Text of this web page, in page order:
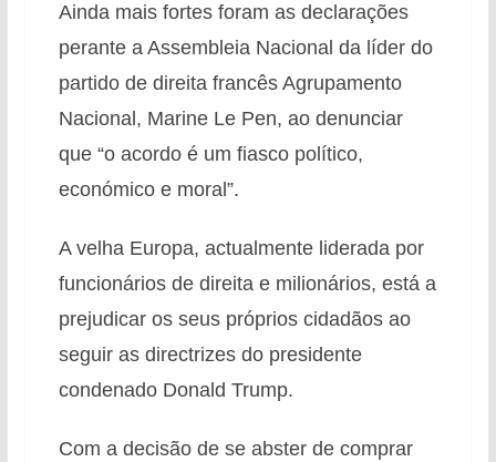
Ainda mais fortes foram as declarações
perante a Assembleia Nacional da líder do
partido de direita francês Agrupamento
Nacional, Marine Le Pen, ao denunciar
que “o acordo é um fiasco político,
económico e moral”.
A velha Europa, actualmente liderada por
funcionários de direita e milionários, está a
prejudicar os seus próprios cidadãos ao
seguir as directrizes do presidente
condenado Donald Trump.
Com a decisão de se abster de comprar